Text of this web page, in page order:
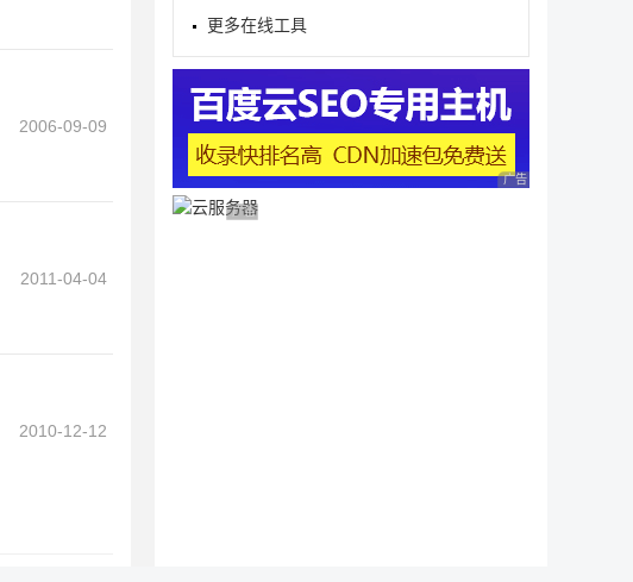
2006-09-09
2011-04-04
2010-12-12
更多在线工具
广告 商业广告，理性
广告 商业广告，理性选择